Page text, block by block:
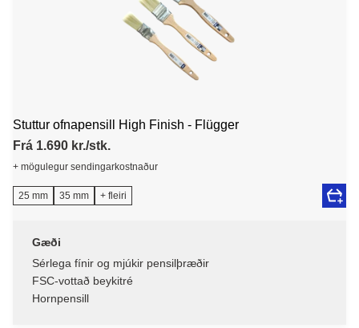
Stuttur ofnapensill High Finish - Flügger
Frá 1.690 kr./stk.
+ mögulegur sendingarkostnaður
25 mm 35 mm + fleiri
Gæði
Sérlega fínir og mjúkir pensilþræðir
FSC-vottað beykitré
Hornpensill